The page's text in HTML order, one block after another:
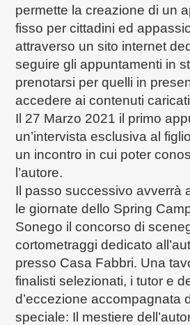
permette la creazione di un
fisso per cittadini ed
attraverso un sito internet
seguire gli appuntamenti in
prenotarsi per quelli in
accedere ai contenuti
Il 27 Marzo 2021 il primo
un’intervista esclusiva al
un incontro in cui poter
l’autore.
Il passo successivo avverrà
le giornate dello Spring
Sonego il concorso di
cortometraggi dedicato
presso Casa Fabbri. Una
finalisti selezionati, i tutor e
d’eccezione accompagnata
speciale: Il mestiere